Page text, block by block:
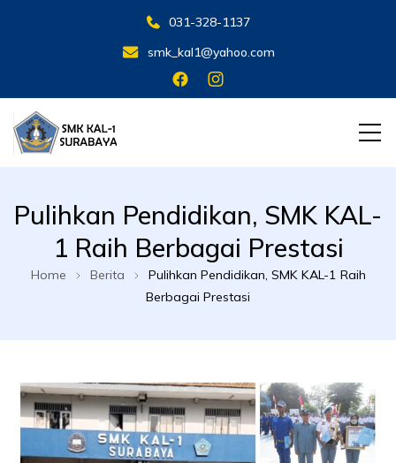
031-328-1137
smk_kal1@yahoo.com
Pulihkan Pendidikan, SMK KAL-
1 Raih Berbagai Prestasi
Home Berita
Pulihkan Pendidikan, SMK KAL-1 Raih
Berbagai Prestasi